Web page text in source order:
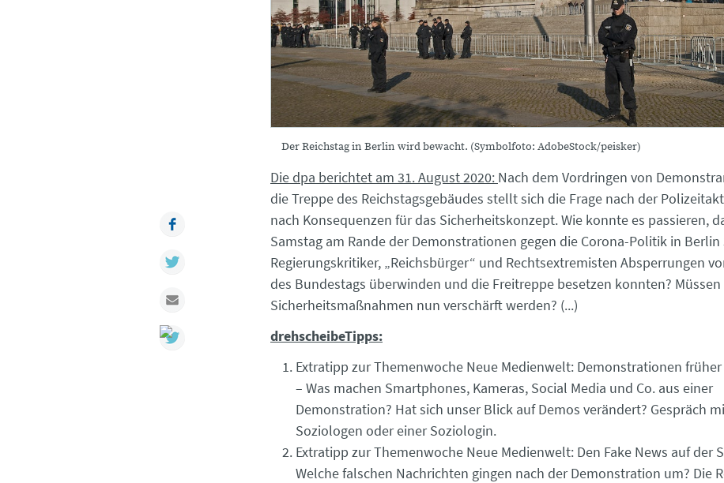
Der Reichstag in Berlin wird bewacht. (Symbolfoto: AdobeStock/peisker)
Die dpa berichtet am 31. August 2020: Nach dem Vordringen von
die Treppe des Reichstagsgebäudes stellt sich die Frage nach der
nach Konsequenzen für das Sicherheitskonzept. Wie konnte es passieren,
Samstag am Rande der Demonstrationen gegen die Corona-Politik in Berlin
Regierungskritiker, „Reichsbürger“ und Rechtsextremisten Absperrungen
des Bundestags überwinden und die Freitreppe besetzen konnten? Müssen
Sicherheitsmaßnahmen nun verschärft werden? (...)
drehscheibeTipps:
Extratipp zur Themenwoche Neue Medienwelt: Demonstrationen
– Was machen Smartphones, Kameras, Social Media und Co. aus einer
Demonstration? Hat sich unser Blick auf Demos verändert? Gespräch
Soziologen oder einer Soziologin.
Extratipp zur Themenwoche Neue Medienwelt: Den Fake News auf der
Welche falschen Nachrichten gingen nach der Demonstration um? Die